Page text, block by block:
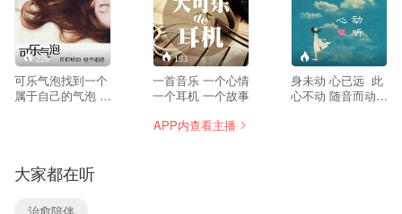
226
可乐气泡找到一个
属于自己的气泡 声
微博：大可乐怂姑
娘
193
一首音乐 一个心情
一个耳机 一个故事
--
身未动 心已远 此
心不动 随音而动
APP内查看主播
大家都在听